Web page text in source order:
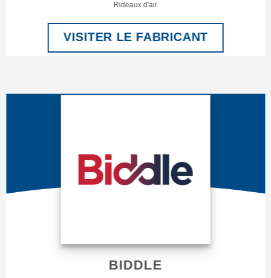
Rideaux d'air
VISITER LE FABRICANT
BIDDLE